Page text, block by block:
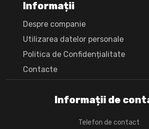
Informații de
Telefon de contact
Informații
Despre companie
Utilizarea datelor personale
Politica de Confidențialitate
Сontacte